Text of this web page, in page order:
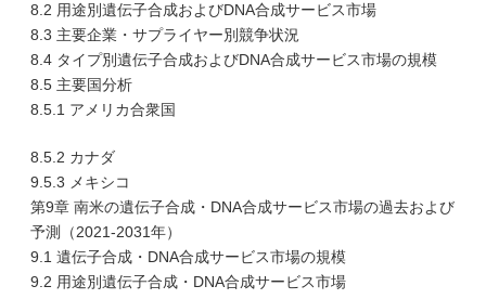
8.2 用途別遺伝子合成およびDNA合成サービス市場
8.3 主要企業・サプライヤー別競争状況
8.4 タイプ別遺伝子合成およびDNA合成サービス市場の規模
8.5 主要国分析
8.5.1 アメリカ合衆国
8.5.2 カナダ
9.5.3 メキシコ
第9章 南米の遺伝子合成・DNA合成サービス市場の過去および
予測（2021-2031年）
9.1 遺伝子合成・DNA合成サービス市場の規模
9.2 用途別遺伝子合成・DNA合成サービス市場